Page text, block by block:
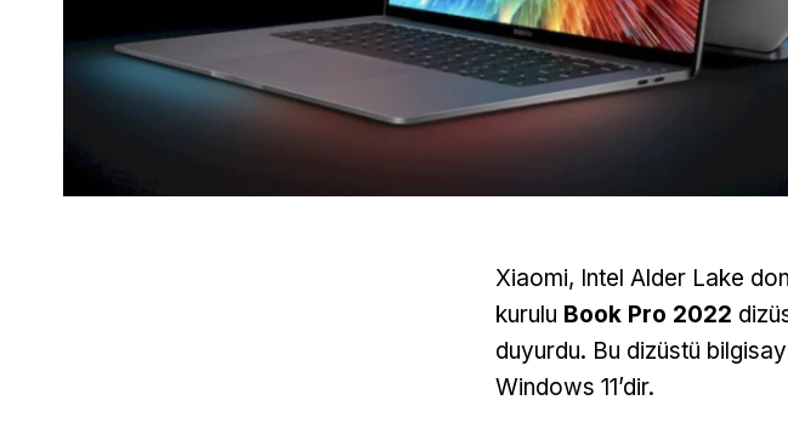
Xiaomi, Intel Alder Lake
kurulu Book Pro 2022
duyurdu. Bu dizüstü
Windows 11’dir.